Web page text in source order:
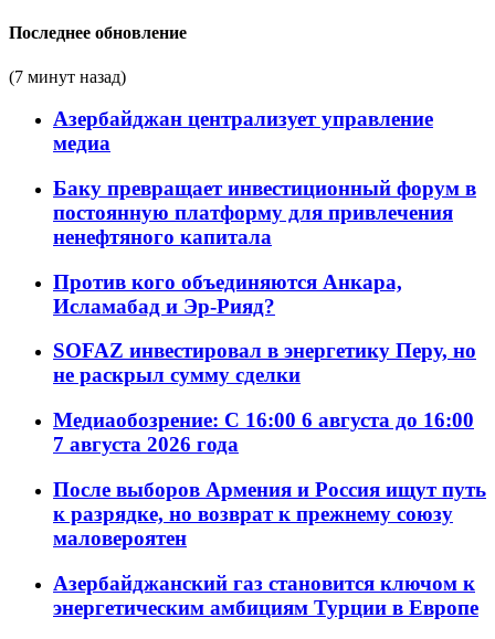
Последнее обновление
(7 минут назад)
Азербайджан централизует управление
медиа
Баку превращает инвестиционный форум в
постоянную платформу для привлечения
ненефтяного капитала
Против кого объединяются Анкара,
Исламабад и Эр-Рияд?
SOFAZ инвестировал в энергетику Перу, но
не раскрыл сумму сделки
Медиаобозрение: С 16:00 6 августа до 16:00
7 августа 2026 года
После выборов Армения и Россия ищут путь
к разрядке, но возврат к прежнему союзу
маловероятен
Азербайджанский газ становится ключом к
энергетическим амбициям Турции в Европе